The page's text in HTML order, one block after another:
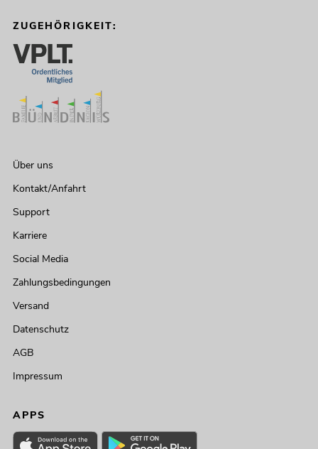
ZUGEHÖRIGKEIT:
Über uns
Kontakt/Anfahrt
Support
Karriere
Social Media
Zahlungsbedingungen
Versand
Datenschutz
AGB
Impressum
APPS